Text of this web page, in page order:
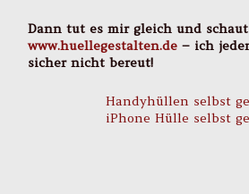
Dann tut es mir gleich und
www.huellegestalten.de – ich
sicher nicht bereut!
Handyhüllen selbst
iPhone Hülle selbst